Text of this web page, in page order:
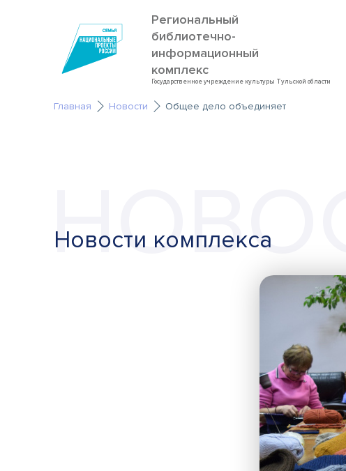
Региональный
библиотечно-
информационный
комплекс
Государственное учреждение культуры Тульской области
Главная Новости Общее дело объединяет
Новости комплекса